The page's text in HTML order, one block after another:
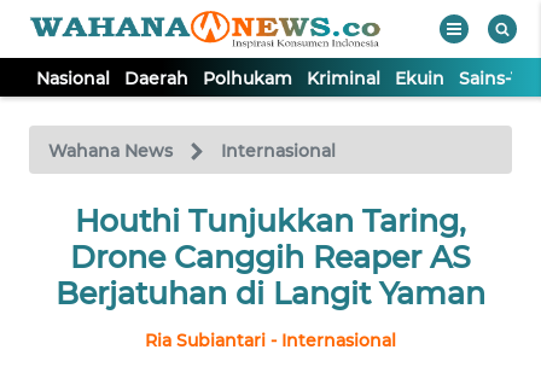
Nasional Daerah Polhukam Kriminal Ekuin Sains-
Wahana News Internasional
Houthi Tunjukkan Taring,
Drone Canggih Reaper AS
Berjatuhan di Langit Yaman
Ria Subiantari - Internasional
TV
Tutup
NASIONAL
DAERAH